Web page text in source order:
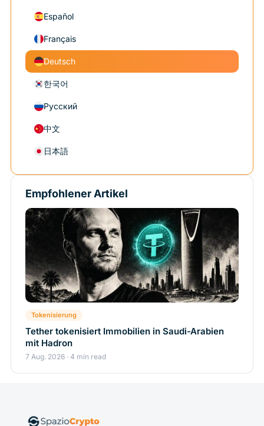
Español
Français
Deutsch
한국어
Русский
中文
日本語
Empfohlener Artikel
Tokenisierung
Tether tokenisiert Immobilien in Saudi-Arabien
mit Hadron
7 Aug. 2026 · 4 min read